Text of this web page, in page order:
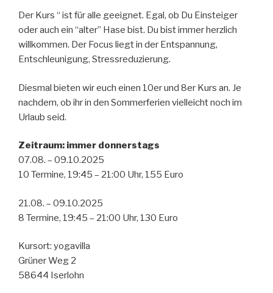
Der Kurs “ ist für alle geeignet. Egal, ob Du Einsteiger
oder auch ein “alter” Hase bist. Du bist immer herzlich
willkommen. Der Focus liegt in der Entspannung,
Entschleunigung, Stressreduzierung.
Diesmal bieten wir euch einen 10er und 8er Kurs an. Je
nachdem, ob ihr in den Sommerferien vielleicht noch im
Urlaub seid.
Zeitraum: immer donnerstags
07.08. – 09.10.2025
10 Termine, 19:45 – 21:00 Uhr, 155 Euro
21.08. – 09.10.2025
8 Termine, 19:45 – 21:00 Uhr, 130 Euro
Kursort: yogavilla
Grüner Weg 2
58644 Iserlohn